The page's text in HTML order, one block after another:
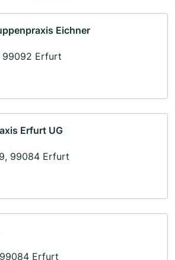
Eichner
99092 Erfurt
Erfurt UG
99084 Erfurt
Erfurt